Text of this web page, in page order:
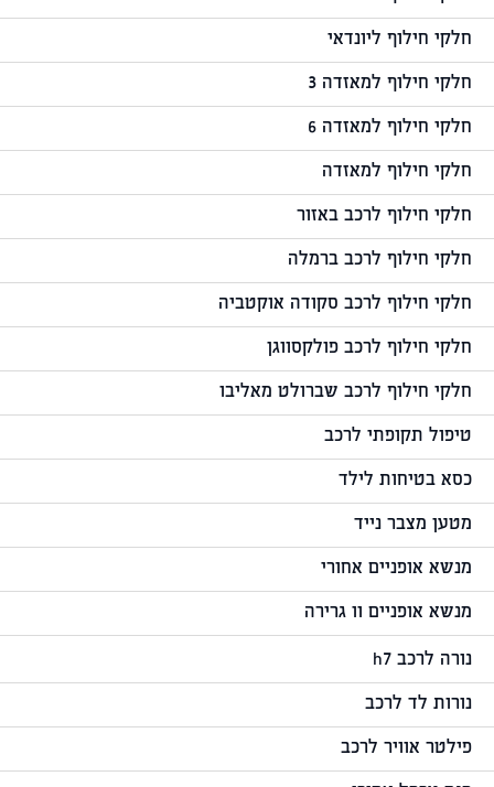
חלקי חילוף ליונדאי
חלקי חילוף למאזדה 3
חלקי חילוף למאזדה 6
חלקי חילוף למאזדה
חלקי חילוף לרכב באזור
חלקי חילוף לרכב ברמלה
חלקי חילוף לרכב סקודה אוקטביה
חלקי חילוף לרכב פולקסווגן
חלקי חילוף לרכב שברולט מאליבו
טיפול תקופתי לרכב
כסא בטיחות לילד
מטען מצבר נייד
מנשא אופניים אחורי
מנשא אופניים וו גרירה
נורה לרכב h7
נורות לד לרכב
פילטר אוויר לרכב